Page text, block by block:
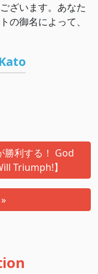
ざいます。あなた
の御名によって、
勝利する！ God
Triumph!】